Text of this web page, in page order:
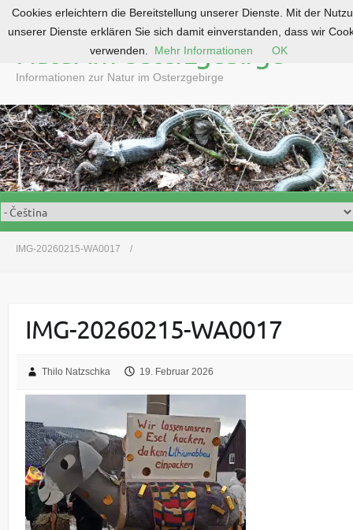
o
c
o
n
t
e
n
Natur im Osterzgebirge
Informationen zur Natur im Osterzgebirge
IMG-20260215-WA0017
IMG-20260215-WA0017
Thilo Natzschka 19. Februar 2026
Cookies erleichtern die Bereitstellung unserer Dienste. Mit der
unserer Dienste erklären Sie sich damit einverstanden, dass wir
verwenden.
Mehr Informationen OK